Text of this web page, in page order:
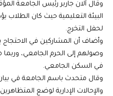
وقال آلان جاربر رئيس الجامعة
البيئة التعليمية حيث كان الطلاب
لحفل التخرج.
وأضاف أن المشاركين في
وصولهم إلى الحرم الجامعي، وربما
في السكن الجامعي.
وقال متحدث باسم الجامعة في بيان
والإحالات الإدارية لوضع